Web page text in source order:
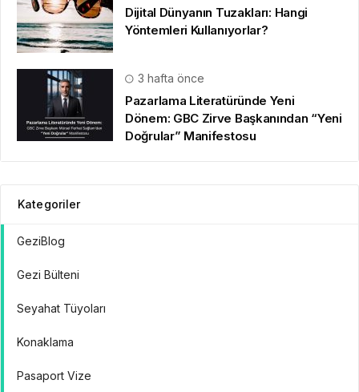
Dijital Dünyanın Tuzakları: Hangi
Yöntemleri Kullanıyorlar?
3 hafta önce
Pazarlama Literatüründe Yeni
Dönem: GBC Zirve Başkanından “Yeni
Doğrular” Manifestosu
Kategoriler
GeziBlog
Gezi Bülteni
Seyahat Tüyoları
Konaklama
Pasaport Vize